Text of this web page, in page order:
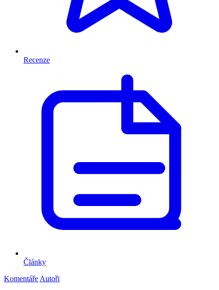
Recenze
Články
Komentáře Autoři